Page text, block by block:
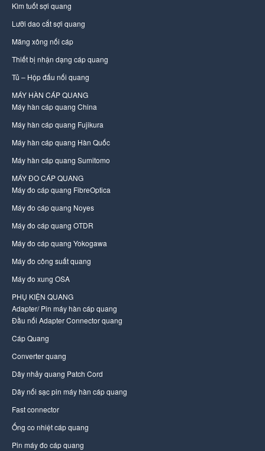
Kìm tuốt sợi quang
Lưỡi dao cắt sợi quang
Măng xông nối cáp
Thiết bị nhận dạng cáp quang
Tủ – Hộp đấu nối quang
MÁY HÀN CÁP QUANG
Máy hàn cáp quang China
Máy hàn cáp quang Fujikura
Máy hàn cáp quang Hàn Quốc
Máy hàn cáp quang Sumitomo
MÁY ĐO CÁP QUANG
Máy đo cáp quang FibreOptica
Máy đo cáp quang Noyes
Máy đo cáp quang OTDR
Máy đo cáp quang Yokogawa
Máy đo công suất quang
Máy đo xung OSA
PHỤ KIỆN QUANG
Adapter/ Pin máy hàn cáp quang
Đầu nối Adapter Connector quang
Cáp Quang
Converter quang
Dây nhảy quang Patch Cord
Dây nối sạc pin máy hàn cáp quang
Fast connector
Ống co nhiệt cáp quang
Pin máy đo cáp quang